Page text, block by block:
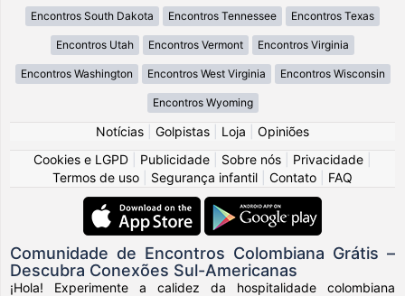
Encontros South Dakota Encontros Tennessee Encontros Texas
Encontros Utah Encontros Vermont Encontros Virginia
Encontros Washington Encontros West Virginia Encontros Wisconsin
Encontros Wyoming
Notícias Golpistas Loja
Opiniões
Cookies e LGPD
Publicidade Sobre nós Privacidade
Termos de uso
Segurança infantil Contato FAQ
Comunidade de Encontros Colombiana Grátis –
Descubra Conexões Sul-Americanas
¡Hola! Experimente a calidez da hospitalidade colombiana